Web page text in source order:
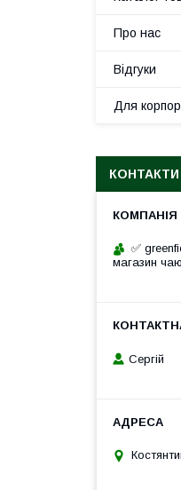
Про нас
Відгуки
Для
КОНТАКТИ
✅
магазин чаю
Сергій